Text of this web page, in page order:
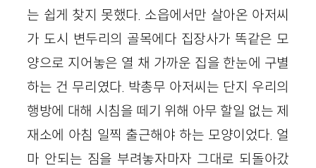
는 쉽게 찾지 못했다. 소읍에서만 살아온 아저씨
가 도시 변두리의 골목에다 집장사가 똑같은 모
양으로 지어놓은 열 채 가까운 집을 한눈에 구별
하는 건 무리였다. 박총무 아저씨는 단지 우리의
행방에 대해 시침을 떼기 위해 아무 할일 없는 제
재소에 아침 일찍 출근해야 하는 모양이었다. 얼
마 안되는 짐을 부려놓자마자 그대로 되돌아갔